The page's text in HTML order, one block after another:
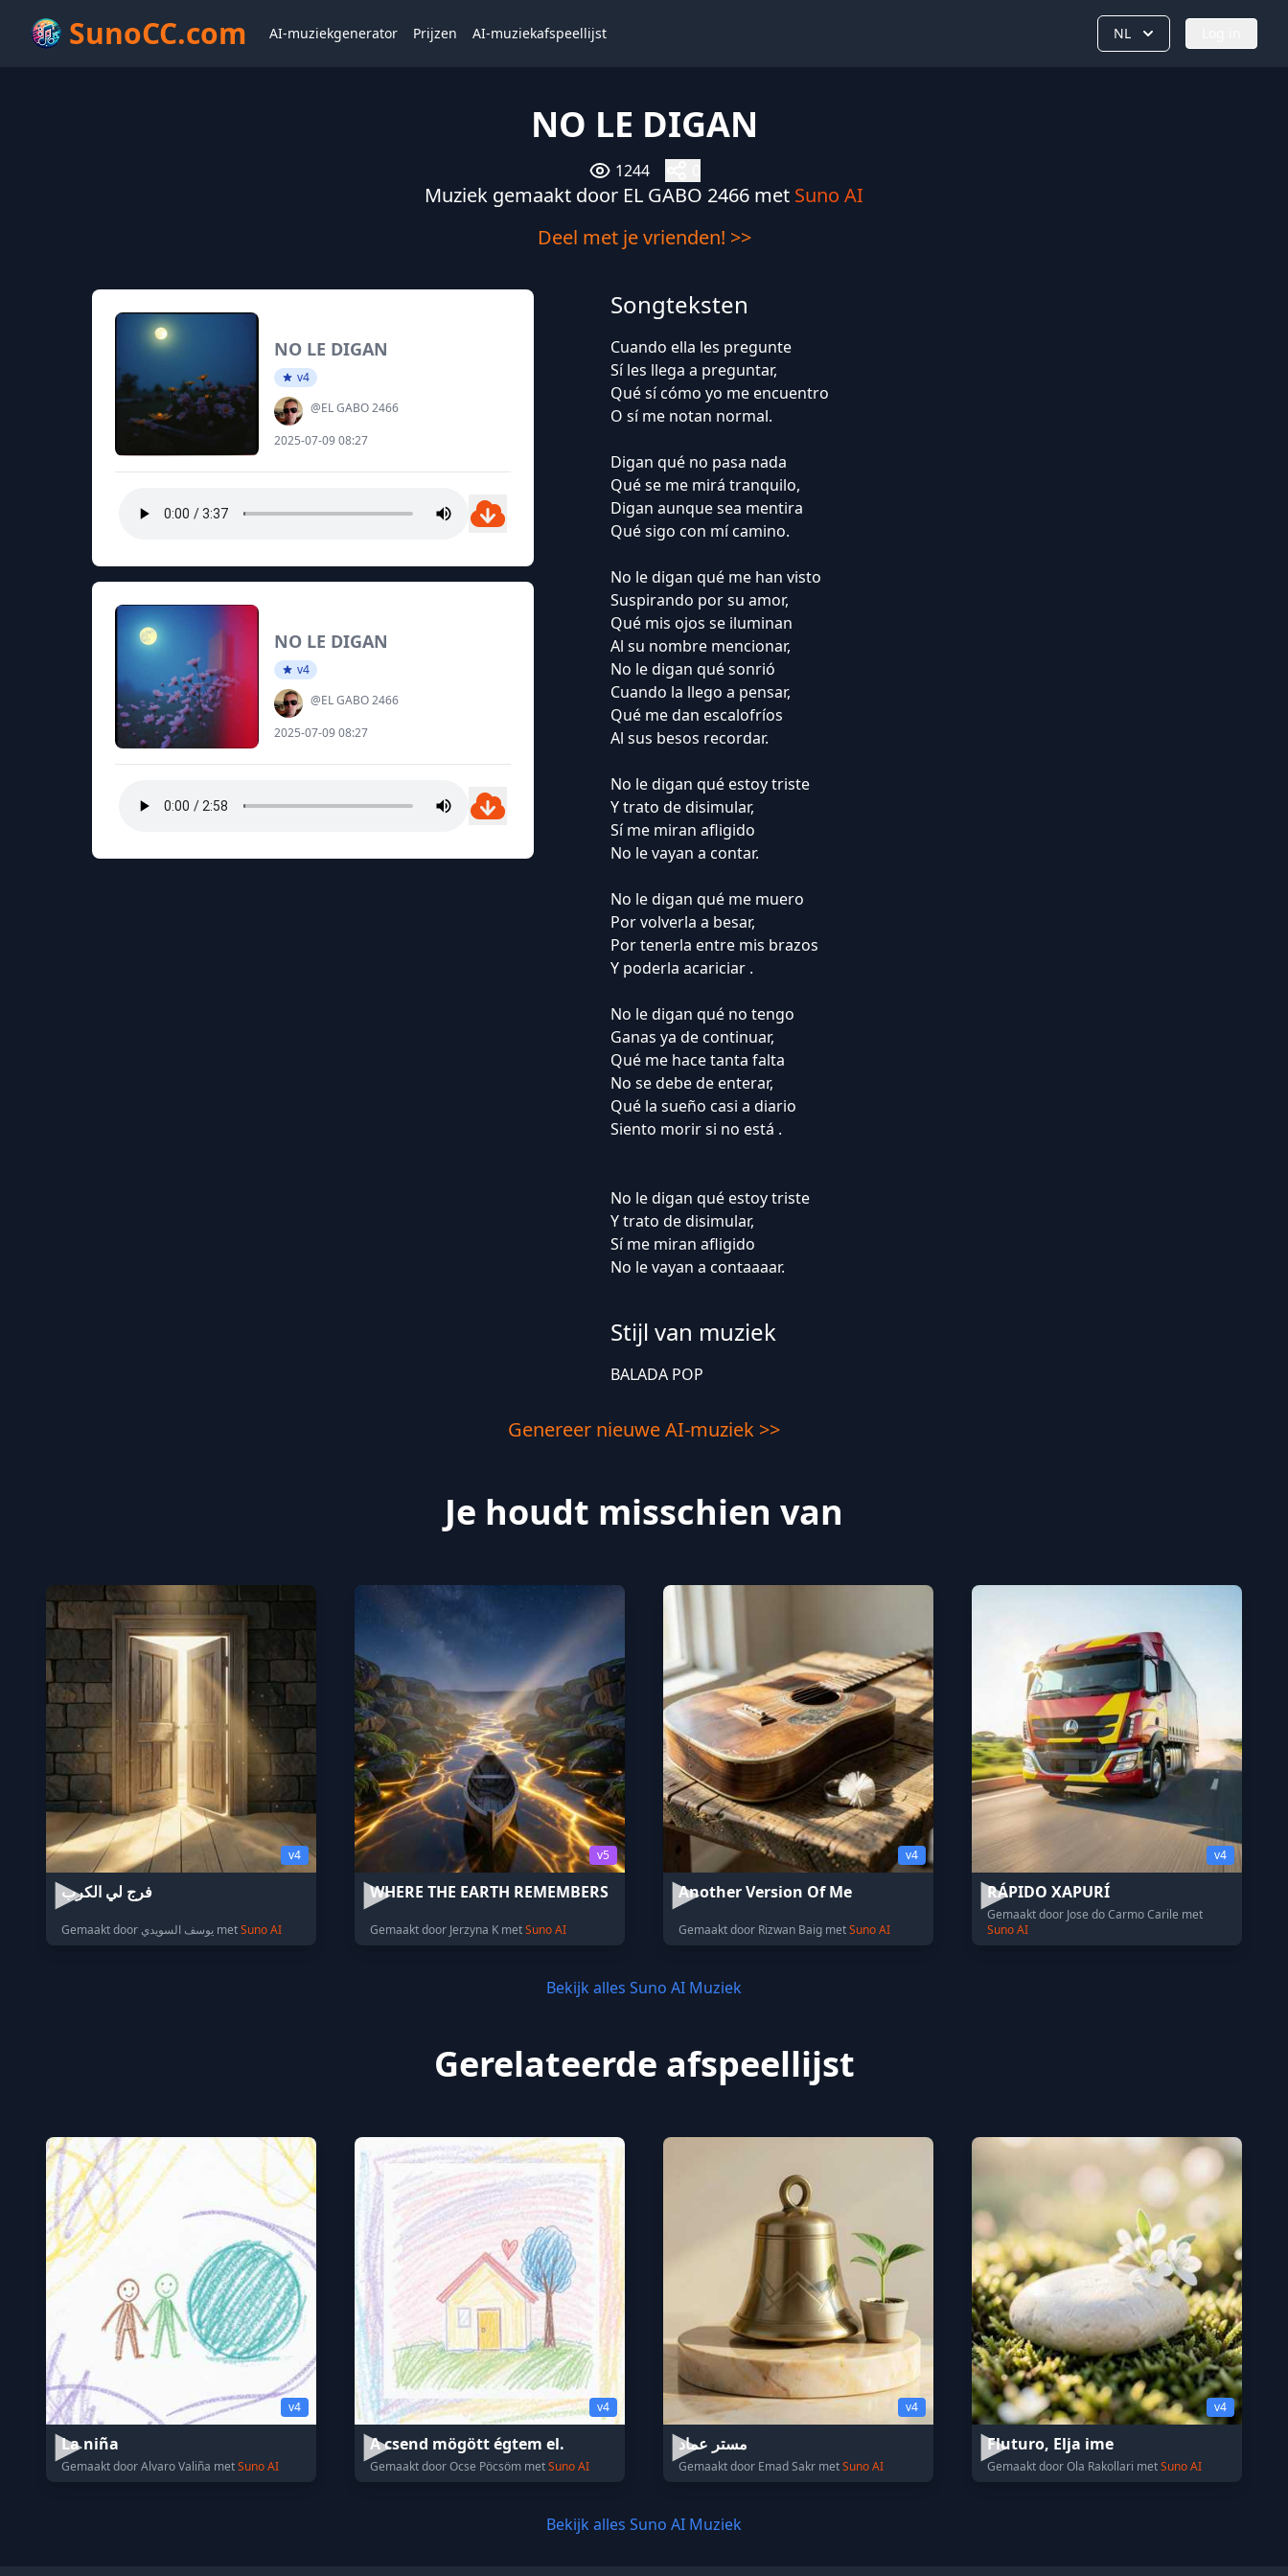
SunoCC.com AI-muziekgenerator Prijzen AI-muziekafspeellijst NL
NO LE DIGAN
1244
Muziek gemaakt door EL GABO 2466 met Suno AI
Deel met je vrienden! >>
NO LE DIGAN
v4
@EL GABO 2466
2025-07-09 08:27
NO LE DIGAN
v4
@EL GABO 2466
2025-07-09 08:27
Songteksten
Cuando ella les pregunte
Sí les llega a preguntar,
Qué sí cómo yo me encuentro
O sí me notan normal.
Digan qué no pasa nada
Qué se me mirá tranquilo,
Digan aunque sea mentira
Qué sigo con mí camino.
No le digan qué me han visto
Suspirando por su amor,
Qué mis ojos se iluminan
Al su nombre mencionar,
No le digan qué sonrió
Cuando la llego a pensar,
Qué me dan escalofríos
Al sus besos recordar.
No le digan qué estoy triste
Y trato de disimular,
Sí me miran afligido
No le vayan a contar.
No le digan qué me muero
Por volverla a besar,
Por tenerla entre mis brazos
Y poderla acariciar .
No le digan qué no tengo
Ganas ya de continuar,
Qué me hace tanta falta
No se debe de enterar,
Qué la sueño casi a diario
Siento morir si no está .
No le digan qué estoy triste
Y trato de disimular,
Sí me miran afligido
No le vayan a contaaaar.
Stijl van muziek
BALADA POP
Genereer nieuwe AI-muziek >>
Je houdt misschien van
v4
فرج لي الكرب
Gemaakt door يوسف السويدي metSuno AI
v5
WHERE THE EARTH REMEMBERS
Gemaakt door Jerzyna K metSuno AI
v4
Another Version Of Me
Gemaakt door Rizwan Baig metSuno AI
v4
RÁPIDO XAPURÍ
Gemaakt door Jose do Carmo Carile met
Suno AI
Bekijk alles Suno AI Muziek
Gerelateerde afspeellijst
v4
La niña
Gemaakt door Alvaro Valiña metSuno AI
v4
A csend mögött égtem el.
Gemaakt door Ocse Pöcsöm metSuno AI
v4
مستر عماد
Gemaakt door Emad Sakr metSuno AI
v4
Fluturo, Elja ime
Gemaakt door Ola Rakollari metSuno AI
Bekijk alles Suno AI Muziek